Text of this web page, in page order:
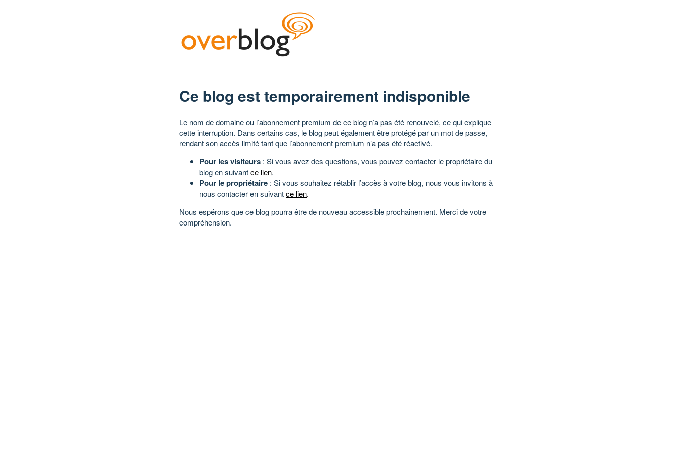
Ce blog est temporairement indisponible
Le nom de domaine ou l’abonnement premium de ce blog n’a pas été renouvelé, ce qui explique
cette interruption. Dans certains cas, le blog peut également être protégé par un mot de passe,
rendant son accès limité tant que l’abonnement premium n’a pas été réactivé.
Pour les visiteurs : Si vous avez des questions, vous pouvez contacter le propriétaire du
blog en suivantce lien.
Pour le propriétaire : Si vous souhaitez rétablir l’accès à votre blog, nous vous invitons à
nous contacter en suivantce lien.
Nous espérons que ce blog pourra être de nouveau accessible prochainement. Merci de votre
compréhension.